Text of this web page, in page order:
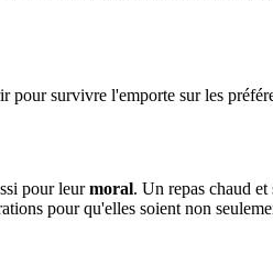
survivre l'emporte sur les
pour leurmoral. Un repas chaud et
pour qu'elles soient non